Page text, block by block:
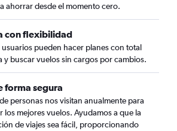
ahorrar desde el momento cero.
con flexibilidad
usuarios pueden hacer planes con total
y buscar vuelos sin cargos por cambios.
forma segura
personas nos visitan anualmente para
los mejores vuelos. Ayudamos a que la
de viajes sea fácil, proporcionando